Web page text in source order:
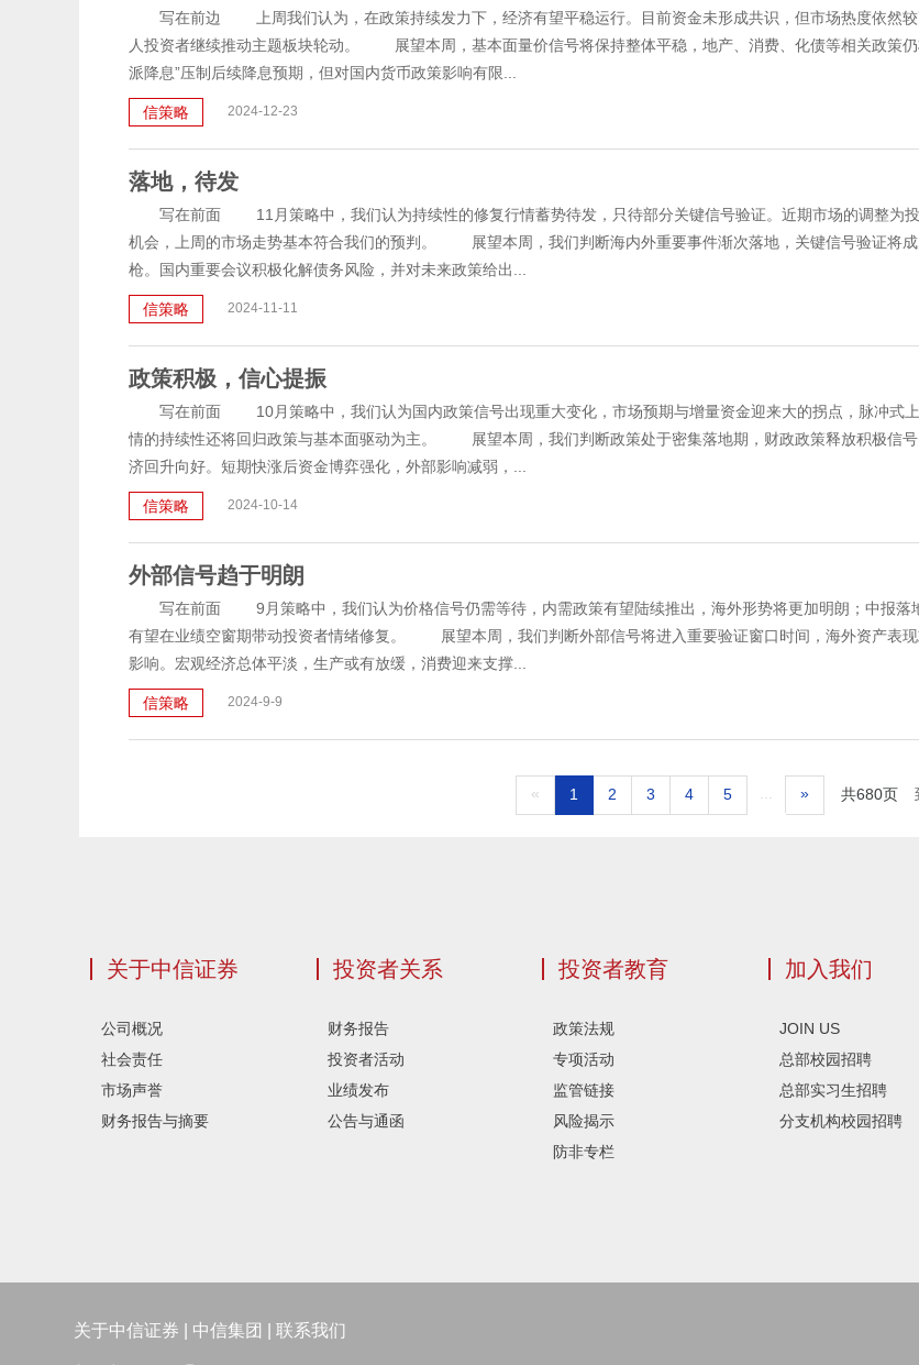
写在前边 上周我们认为，在政策持续发力下，经济有望平稳运行。目前资金未形成共识，但市场热度依然较
人投资者继续推动主题板块轮动。 展望本周，基本面量价信号将保持整体平稳，地产、消费、化债等相关政策仍
派降息”压制后续降息预期，但对国内货币政策影响有限...
信策略 2024-12-23
落地，待发
写在前面 11月策略中，我们认为持续性的修复行情蓄势待发，只待部分关键信号验证。近期市场的调整为投
机会，上周的市场走势基本符合我们的预判。 展望本周，我们判断海内外重要事件渐次落地，关键信号验证将成
枪。国内重要会议积极化解债务风险，并对未来政策给出...
信策略 2024-11-11
政策积极，信心提振
写在前面 10月策略中，我们认为国内政策信号出现重大变化，市场预期与增量资金迎来大的拐点，脉冲式上
情的持续性还将回归政策与基本面驱动为主。 展望本周，我们判断政策处于密集落地期，财政政策释放积极信
济回升向好。短期快涨后资金博弈强化，外部影响减弱，...
信策略 2024-10-14
外部信号趋于明朗
写在前面 9月策略中，我们认为价格信号仍需等待，内需政策有望陆续推出，海外形势将更加明朗；中报落
有望在业绩空窗期带动投资者情绪修复。 展望本周，我们判断外部信号将进入重要验证窗口时间，海外资产表现
影响。宏观经济总体平淡，生产或有放缓，消费迎来支撑...
信策略 2024-9-9
共680页
« 1 2 3 4 5 »
关于中信证券
公司概况
社会责任
市场声誉
财务报告与摘要
投资者关系
财务报告
投资者活动
业绩发布
公告与通函
投资者教育
政策法规
专项活动
监管链接
风险揭示
防非专栏
加入我们
JOIN US
总部校园招聘
总部实习生招聘
分支机构校园招聘
关于中信证券 中信集团 |联系我们